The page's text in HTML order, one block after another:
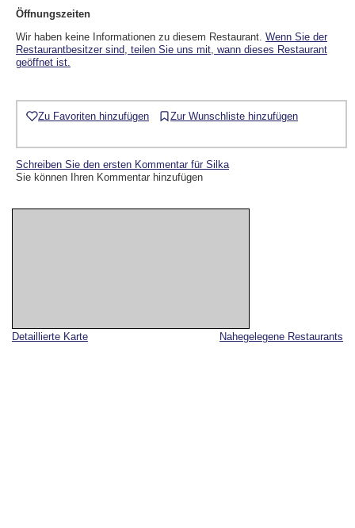
Nahegelegene Restaurants
Detaillierte Karte
Öffnungszeiten
Wir haben keine Informationen zu diesem Restaurant. Wenn Sie der
Restaurantbesitzer sind, teilen Sie uns mit, wann dieses Restaurant
geöffnet ist.
Zu Favoriten hinzufügen Zur Wunschliste hinzufügen
Schreiben Sie den ersten Kommentar für Silka
Sie können Ihren Kommentar hinzufügen